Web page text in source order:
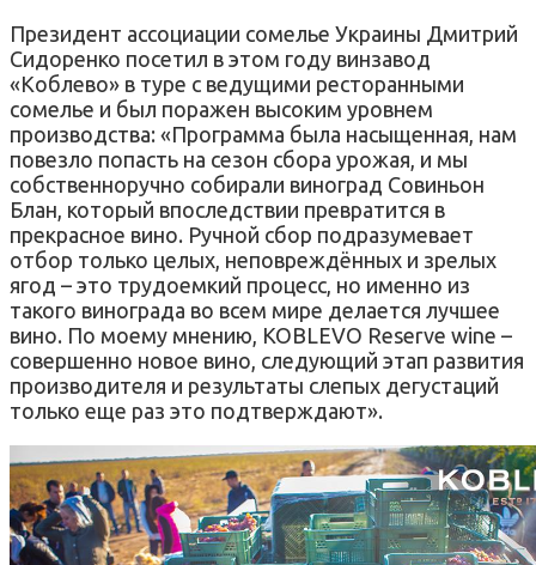
Президент ассоциации сомелье Украины Дмитрий
Сидоренко посетил в этом году винзавод
«Коблево» в туре с ведущими ресторанными
сомелье и был поражен высоким уровнем
производства: «Программа была насыщенная, нам
повезло попасть на сезон сбора урожая, и мы
собственноручно собирали виноград Совиньон
Блан, который впоследствии превратится в
прекрасное вино. Ручной сбор подразумевает
отбор только целых, неповреждённых и зрелых
ягод – это трудоемкий процесс, но именно из
такого винограда во всем мире делается лучшее
вино. По моему мнению, KOBLEVO Reservе wine –
совершенно новое вино, следующий этап развития
производителя и результаты слепых дегустаций
только еще раз это подтверждают».